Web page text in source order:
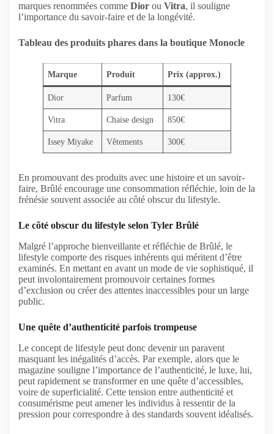
marques renommées comme Dior ou Vitra, il souligne
l’importance du savoir-faire et de la longévité.
Tableau des produits phares dans la boutique Monocle
Marque Produit Prix (approx.)
Dior Parfum 130€
Vitra Chaise design 850€
Issey Miyake Vêtements 300€
En promouvant des produits avec une histoire et un savoir-
faire, Brûlé encourage une consommation réfléchie, loin de la
frénésie souvent associée au côté obscur du lifestyle.
Le côté obscur du lifestyle selon Tyler Brûlé
Malgré l’approche bienveillante et réfléchie de Brûlé, le
lifestyle comporte des risques inhérents qui méritent d’être
examinés. En mettant en avant un mode de vie sophistiqué, il
peut involontairement promouvoir certaines formes
d’exclusion ou créer des attentes inaccessibles pour un large
public.
Une quête d’authenticité parfois trompeuse
Le concept de lifestyle peut donc devenir un paravent
masquant les inégalités d’accès. Par exemple, alors que le
magazine souligne l’importance de l’authenticité, le luxe, lui,
peut rapidement se transformer en une quête d’accessibles,
voire de superficialité. Cette tension entre authenticité et
consumérisme peut amener les individus à ressentir de la
pression pour correspondre à des standards souvent idéalisés.